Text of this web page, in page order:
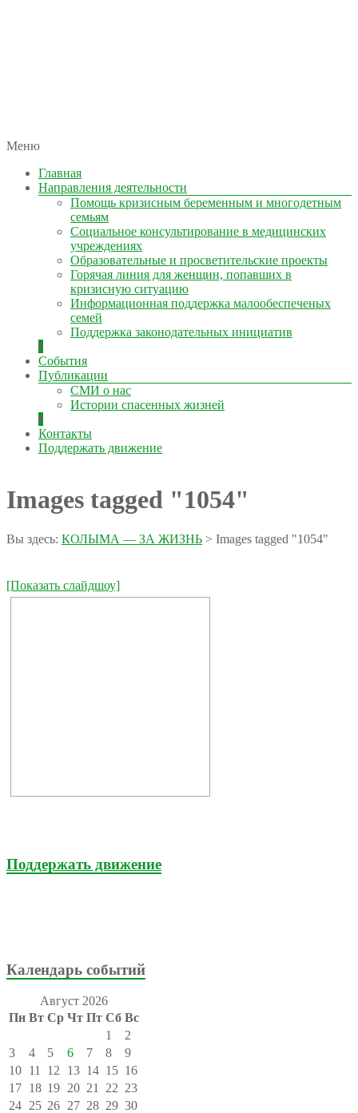
КОЛЫМА — ЗА ЖИЗНЬ
автономная некоммерческая организация
Меню
Главная
Направления деятельности
Помощь кризисным беременным и многодетным
семьям
Социальное консультирование в медицинских
учреждениях
Образовательные и просветительские проекты
Горячая линия для женщин, попавших в
кризисную ситуацию
Информационная поддержка малообеспеченых
семей
Поддержка законодательных инициатив
События
Публикации
СМИ о нас
Истории спасенных жизней
Контакты
Поддержать движение
Images tagged "1054"
Вы здесь: КОЛЫМА — ЗА ЖИЗНЬ > Images tagged "1054"
[Показать слайдшоу]
Поддержать движение
Календарь событий
Август 2026
Пн Вт Ср Чт Пт Сб Вс
1
2
3
4 5 6 7 8
9
10 11 12 13 14 15 16
17 18 19 20 21 22 23
24 25 26 27 28 29 30